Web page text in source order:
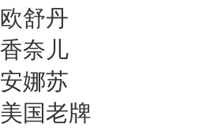
欧舒丹
香奈儿
安娜苏
美国老牌